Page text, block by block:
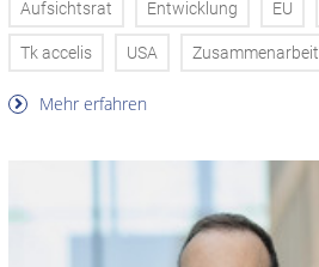
Aufsichtsrat Entwicklung EU
Tk accelis USA Zusammenarbeit
Mehr erfahren